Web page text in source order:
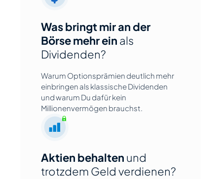
Was bringt mir an der
Börse mehr ein als
Dividenden?
Warum Optionsprämien deutlich mehr
einbringen als klassische Dividenden
und warum Du dafür kein
Millionenvermögen brauchst.
Aktien behalten und
trotzdem Geld verdienen?